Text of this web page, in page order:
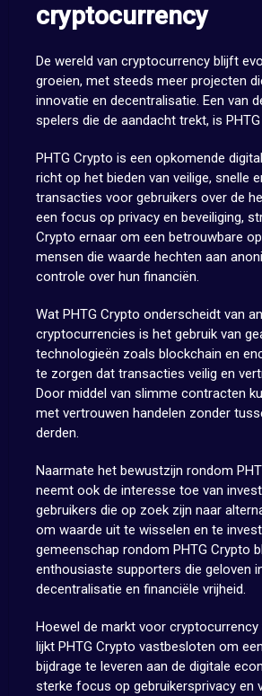
cryptocurrency
De wereld van cryptocurrency blijft
groeien, met steeds meer projecten
innovatie en decentralisatie. Een van
spelers die de aandacht trekt, is
PHTG Crypto is een opkomende
richt op het bieden van veilige, snelle
transacties voor gebruikers over de
een focus op privacy en beveiliging,
Crypto ernaar om een betrouwbare
mensen die waarde hechten aan
controle over hun financiën.
Wat PHTG Crypto onderscheidt van
cryptocurrencies is het gebruik van
technologieën zoals blockchain en
te zorgen dat transacties veilig en
Door middel van slimme contracten
met vertrouwen handelen zonder
derden.
Naarmate het bewustzijn rondom
neemt ook de interesse toe van
gebruikers die op zoek zijn naar
om waarde uit te wisselen en te
gemeenschap rondom PHTG Crypto
enthousiaste supporters die geloven
decentralisatie en financiële vrijheid.
Hoewel de markt voor cryptocurrency
lijkt PHTG Crypto vastbesloten om
bijdrage te leveren aan de digitale
sterke focus op gebruikersprivacy en